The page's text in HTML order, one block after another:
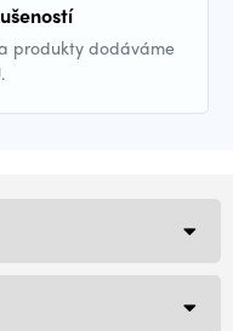
produkty dodáváme